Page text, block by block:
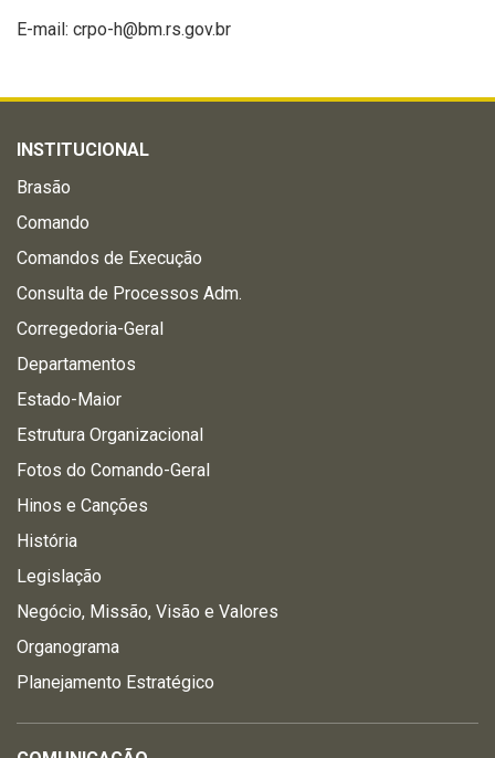
E-mail: crpo-h@bm.rs.gov.br
INSTITUCIONAL
Brasão
Comando
Comandos de Execução
Consulta de Processos Adm.
Corregedoria-Geral
Departamentos
Estado-Maior
Estrutura Organizacional
Fotos do Comando-Geral
Hinos e Canções
História
Legislação
Negócio, Missão, Visão e Valores
Organograma
Planejamento Estratégico